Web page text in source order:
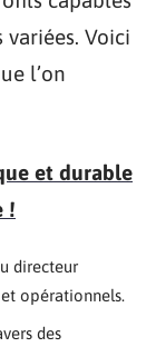
variées. Voici
l’on
et durable
!
directeur
opérationnels.
des